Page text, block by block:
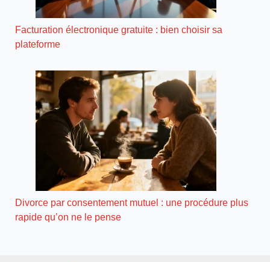
Facturation électronique gratuite : bien choisir sa
plateforme
Divorce par consentement mutuel : une procédure plus
rapide qu’on ne le pense